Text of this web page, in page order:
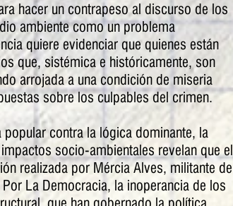
hacer un contrapeso al discurso de los
ambiente como un problema
quiere evidenciar que quienes están
que, sistémica e históricamente, son
arrojada a una condición de miseria
sobre los culpables del crimen.
contra la lógica dominante, la
socio-ambientales revelan que el
realizada por Mércia Alves, militante de
La Democracia, la inoperancia de los